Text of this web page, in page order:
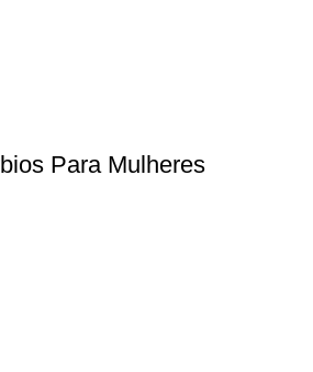
Para Mulheres